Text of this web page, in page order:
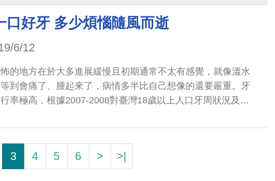
體。
口好牙 多少煩惱隨風而逝
6/12
的地方在於大多進展緩慢且初期通常不太有感覺，就像溫水
到會痛了、腫起來了，病情多半比自己想像的還要嚴重。牙
率極高，根據2007-2008對臺灣18歲以上人口牙周狀況及保
3 4 5 6 > >|